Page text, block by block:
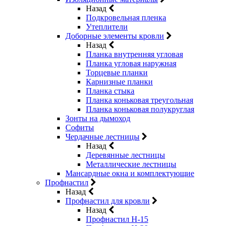
Назад
Подкровельная пленка
Утеплители
Доборные элементы кровли
Назад
Планка внутренняя угловая
Планка угловая наружная
Торцевые планки
Карнизные планки
Планка стыка
Планка коньковая треугольная
Планка коньковая полукруглая
Зонты на дымоход
Софиты
Чердачные лестницы
Назад
Деревянные лестницы
Металлические лестницы
Мансардные окна и комплектующие
Профнастил
Назад
Профнастил для кровли
Назад
Профнастил Н-15